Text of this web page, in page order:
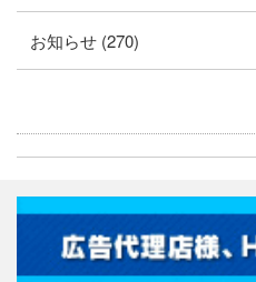
お知らせ (270)